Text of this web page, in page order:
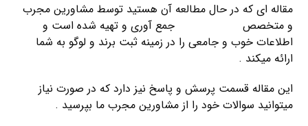
مقاله ای که در حال مطالعه آن هستید توسط مشاورین مجرب
و متخصص
جمع آوری و تهیه شده است و
اطلاعات خوب و جامعی را در زمینه ثبت برند و لوگو به شما
ارائه میکند .
این مقاله قسمت پرسش و پاسخ نیز دارد که در صورت نیاز
میتوانید سوالات خود را از مشاورین مجرب ما بپرسید .